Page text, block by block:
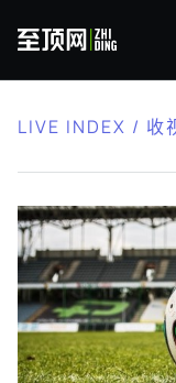
LIVE INDEX / 收